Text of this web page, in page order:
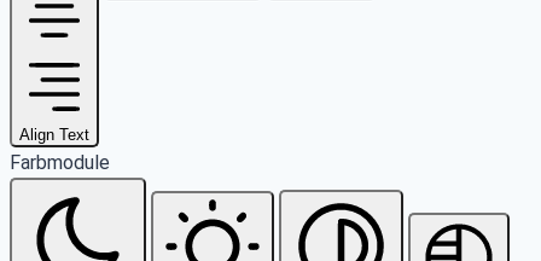
Align Text
Farbmodule